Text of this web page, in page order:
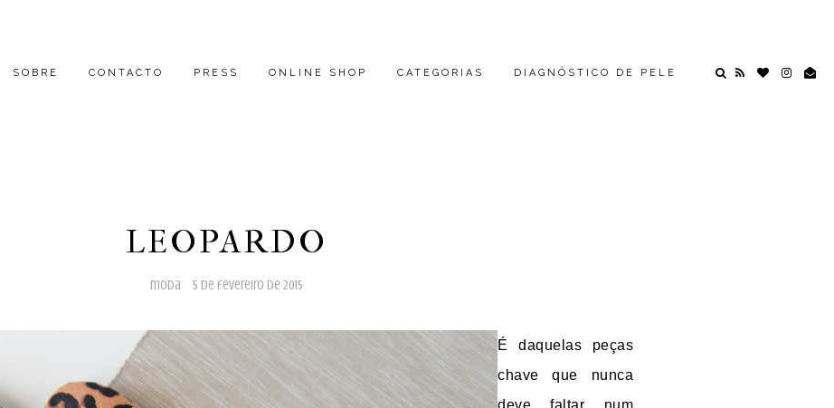
SOBRE CONTACTO PRESS ONLINE SHOP CATEGORIAS DIAGNÓSTICO DE PELE
LEOPARDO
moda 5 de fevereiro de 2015
É daquelas peças
chave que nunca